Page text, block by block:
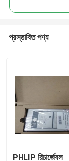
প্রস্তাবিত পণ্য
PHLIP রিচার্জেবল